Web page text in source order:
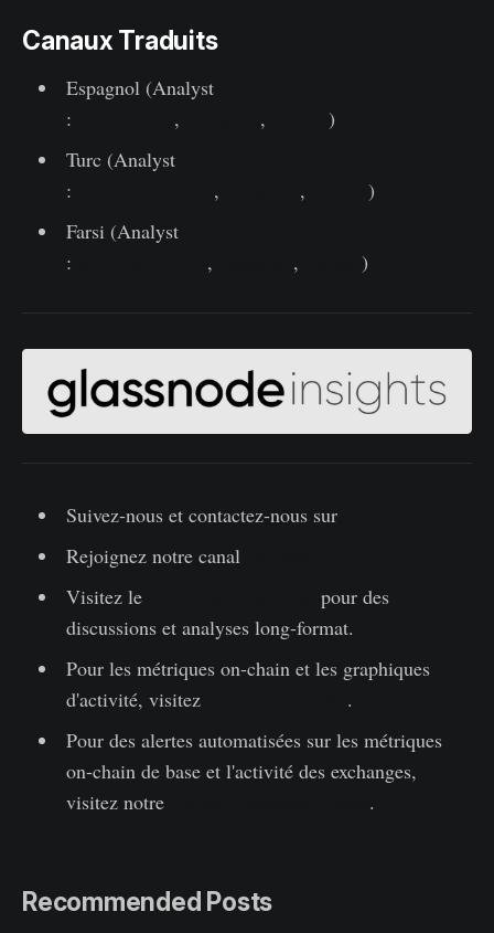
Canaux Traduits
Espagnol (Analyst
:
, ,
)
Turc (Analyst
:
, ,
)
Farsi (Analyst
:
, , )
Suivez-nous et contactez-nous sur
Rejoignez notre canal
Visitez le
pour des
discussions et analyses long-format.
Pour les métriques on-chain et les graphiques
d'activité, visitez
.
Pour des alertes automatisées sur les métriques
on-chain de base et l'activité des exchanges,
visitez notre
.
Recommended Posts